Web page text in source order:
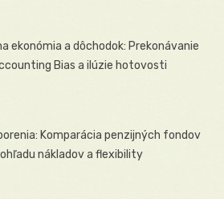
ekonómia a dôchodok: Prekonávanie
Bias a ilúzie hotovosti
Komparácia penzijných fondov
nákladov a flexibility